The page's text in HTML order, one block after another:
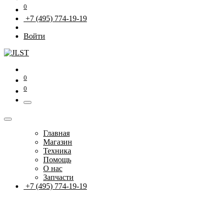
0
+7 (495) 774-19-19
Войти
0
0
Главная
Магазин
Техника
Помощь
О нас
Запчасти
+7 (495) 774-19-19